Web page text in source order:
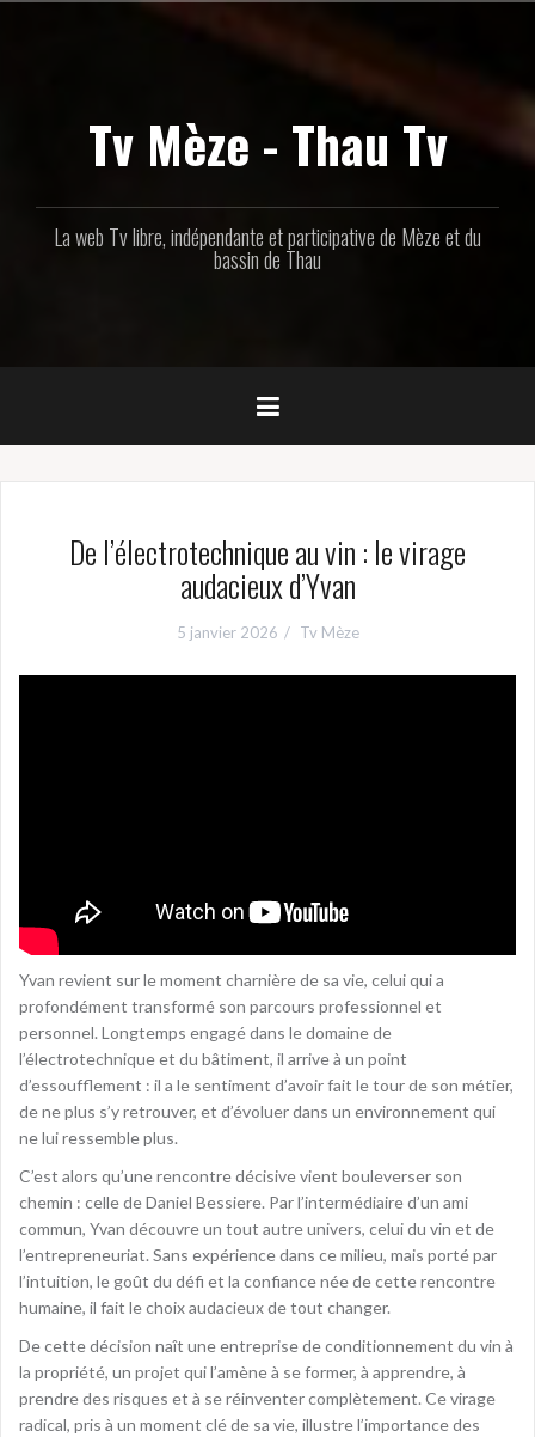
Tv Mèze - Thau Tv
La web Tv libre, indépendante et participative de Mèze et du
bassin de Thau
De l’électrotechnique au vin : le virage
audacieux d’Yvan
5 janvier 2026 Tv Mèze
Yvan revient sur le moment charnière de sa vie, celui qui a
profondément transformé son parcours professionnel et
personnel. Longtemps engagé dans le domaine de
l’électrotechnique et du bâtiment, il arrive à un point
d’essoufflement : il a le sentiment d’avoir fait le tour de son métier,
de ne plus s’y retrouver, et d’évoluer dans un environnement qui
ne lui ressemble plus.
C’est alors qu’une rencontre décisive vient bouleverser son
chemin : celle de Daniel Bessiere. Par l’intermédiaire d’un ami
commun, Yvan découvre un tout autre univers, celui du vin et de
l’entrepreneuriat. Sans expérience dans ce milieu, mais porté par
l’intuition, le goût du défi et la confiance née de cette rencontre
humaine, il fait le choix audacieux de tout changer.
De cette décision naît une entreprise de conditionnement du vin à
la propriété, un projet qui l’amène à se former, à apprendre, à
prendre des risques et à se réinventer complètement. Ce virage
radical, pris à un moment clé de sa vie, illustre l’importance des